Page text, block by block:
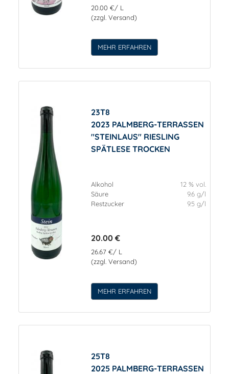
20.00 €/ L
(zzgl. Versand)
MEHR ERFAHREN
23T8
2023 PALMBERG-TERRASSEN
"STEINLAUS" RIESLING
SPÄTLESE TROCKEN
Alkohol
12 % vol.
Säure
9.6 g/l
Restzucker
9.5 g/l
20.00 €
26.67 €/ L
(zzgl. Versand)
MEHR ERFAHREN
25T8
2025 PALMBERG-TERRASSEN